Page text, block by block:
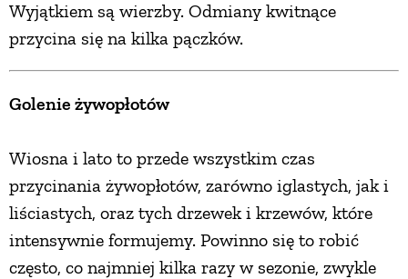
Wyjątkiem są wierzby. Odmiany kwitnące
przycina się na kilka pączków.
Golenie żywopłotów
Wiosna i lato to przede wszystkim czas
przycinania żywopłotów, zarówno iglastych, jak i
liściastych, oraz tych drzewek i krzewów, które
intensywnie formujemy. Powinno się to robić
często, co najmniej kilka razy w sezonie, zwykle